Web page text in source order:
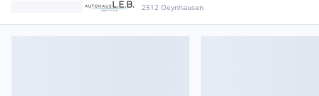
2512 Oeynhausen